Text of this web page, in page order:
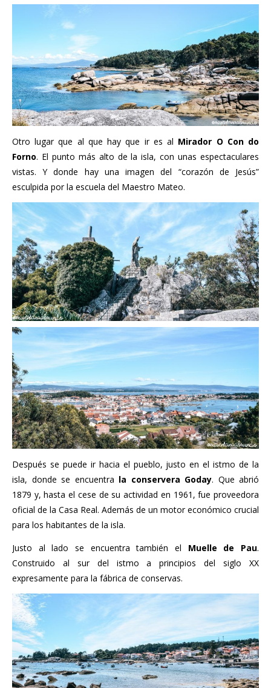
Otro lugar que al que hay que ir es al Mirador O Con do
Forno. El punto más alto de la isla, con unas espectaculares
vistas. Y donde hay una imagen del “corazón de Jesús”
esculpida por la escuela del Maestro Mateo.
Después se puede ir hacia el pueblo, justo en el istmo de la
isla, donde se encuentra la conservera Goday. Que abrió
1879 y, hasta el cese de su actividad en 1961, fue proveedora
oficial de la Casa Real. Además de un motor económico crucial
para los habitantes de la isla.
Justo al lado se encuentra también el Muelle de Pau.
Construido al sur del istmo a principios del siglo XX
expresamente para la fábrica de conservas.